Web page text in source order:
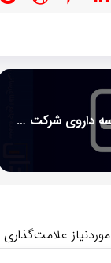
افزایش قیمت مواد اولیه و بسته‌بندی: سه داروی شرکت سبحان انکولوژی گران‌تر شدند
علامت‌گذاری